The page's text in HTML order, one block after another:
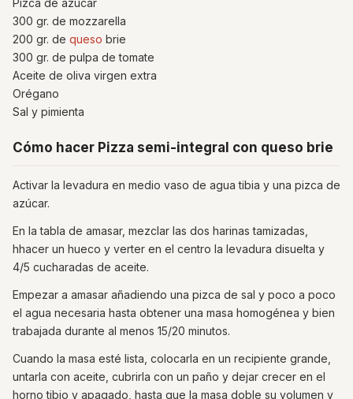
Pizca de azúcar
300 gr. de mozzarella
200 gr. de queso brie
300 gr. de pulpa de tomate
Aceite de oliva virgen extra
Orégano
Sal y pimienta
Cómo hacer Pizza semi-integral con queso brie
Activar la levadura en medio vaso de agua tibia y una pizca de
azúcar.
En la tabla de amasar, mezclar las dos harinas tamizadas,
hhacer un hueco y verter en el centro la levadura disuelta y
4/5 cucharadas de aceite.
Empezar a amasar añadiendo una pizca de sal y poco a poco
el agua necesaria hasta obtener una masa homogénea y bien
trabajada durante al menos 15/20 minutos.
Cuando la masa esté lista, colocarla en un recipiente grande,
untarla con aceite, cubrirla con un paño y dejar crecer en el
horno tibio y apagado, hasta que la masa doble su volumen y